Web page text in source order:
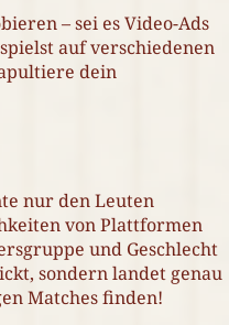
– sei es Video-Ads
auf verschiedenen
dein
nur den Leuten
von Plattformen
und Geschlecht
sondern landet genau
Matches finden!